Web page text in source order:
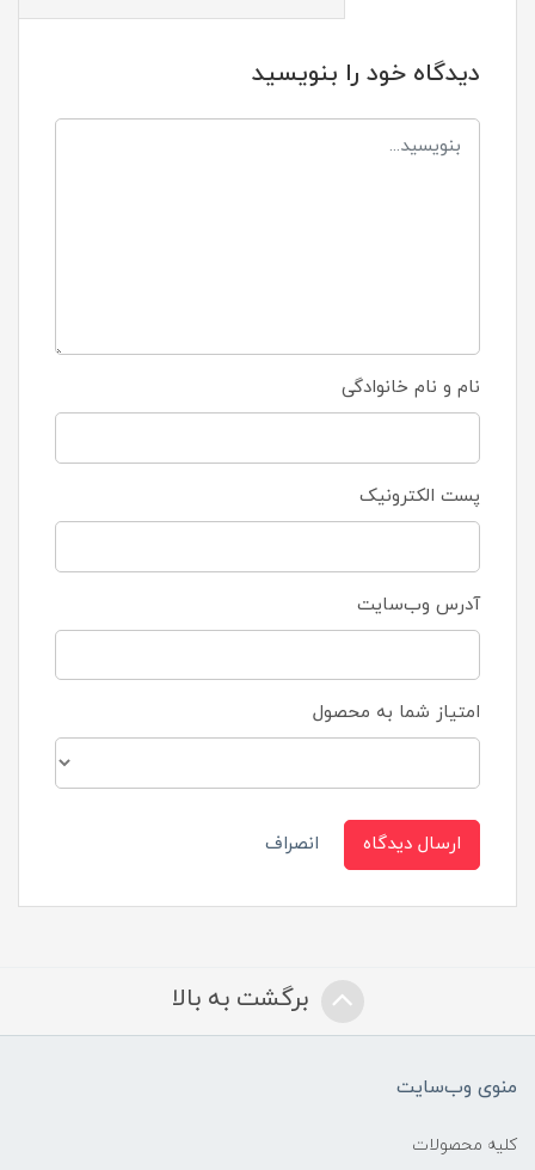
دیدگاه خود را بنویسید
نام و نام خانوادگی
پست الکترونیک
آدرس وب‌سایت
امتیاز شما به محصول
ارسال دیدگاه انصراف
برگشت به بالا
منوی وب‌سایت
کلیه محصولات